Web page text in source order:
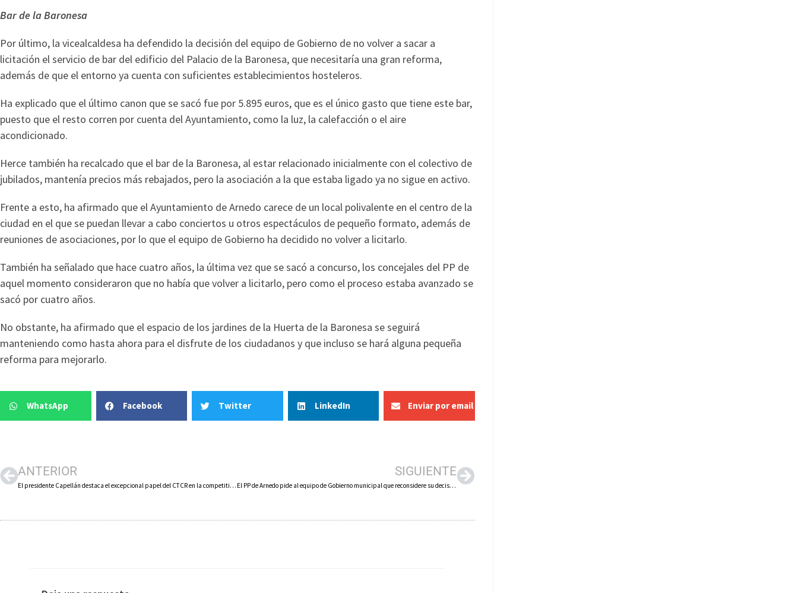
Bar de la Baronesa
Por último, la vicealcaldesa ha defendido la decisión del equipo de Gobierno de no volver a sacar a
licitación el servicio de bar del edificio del Palacio de la Baronesa, que necesitaría una gran reforma,
además de que el entorno ya cuenta con suficientes establecimientos hosteleros.
Ha explicado que el último canon que se sacó fue por 5.895 euros, que es el único gasto que tiene este bar,
puesto que el resto corren por cuenta del Ayuntamiento, como la luz, la calefacción o el aire
acondicionado.
Herce también ha recalcado que el bar de la Baronesa, al estar relacionado inicialmente con el colectivo de
jubilados, mantenía precios más rebajados, pero la asociación a la que estaba ligado ya no sigue en activo.
Frente a esto, ha afirmado que el Ayuntamiento de Arnedo carece de un local polivalente en el centro de la
ciudad en el que se puedan llevar a cabo conciertos u otros espectáculos de pequeño formato, además de
reuniones de asociaciones, por lo que el equipo de Gobierno ha decidido no volver a licitarlo.
También ha señalado que hace cuatro años, la última vez que se sacó a concurso, los concejales del PP de
aquel momento consideraron que no había que volver a licitarlo, pero como el proceso estaba avanzado se
sacó por cuatro años.
No obstante, ha afirmado que el espacio de los jardines de la Huerta de la Baronesa se seguirá
manteniendo como hasta ahora para el disfrute de los ciudadanos y que incluso se hará alguna pequeña
reforma para mejorarlo.
WhatsApp Facebook Twitter LinkedIn Enviar por email
ANTERIOR
El presidente Capellán destaca el excepcional papel del CTCR en la competitividad del sector del calzado, al que reitera su apoyo
SIGUIENTE
El PP de Arnedo pide al equipo de Gobierno municipal que reconsidere su decisión de no volver a licitar el bar de la Baronesa